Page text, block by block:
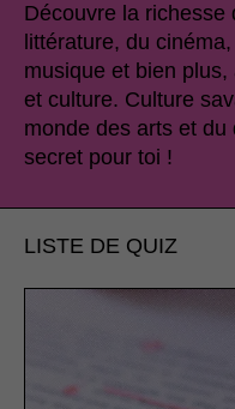
Découvre la richesse
littérature, du
musique et bien
et culture. Culture
monde des arts et du
secret pour toi !
LISTE DE QUIZ